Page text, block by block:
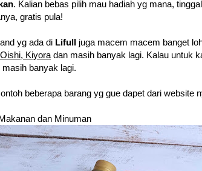
. Kalian bebas pilih mau hadiah yg mana,
gratis pula!
yg ada di Lifull juga macem macem banget
Kiyora dan masih banyak lagi. Kalau untuk
masih banyak lagi.
beberapa barang yg gue dapet dari website
dan Minuman